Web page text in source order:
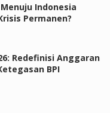
Indonesia
Permanen?
Redefinisi Anggaran
BPI